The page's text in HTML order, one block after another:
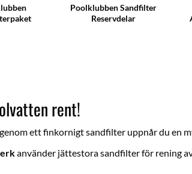
Poolklubben Sandfilter
Reservdelar
rent!
ett finkornigt sandfilter uppnår du en
använder jättestora sandfilter för rening